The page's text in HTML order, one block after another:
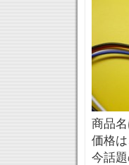
商品
価格は
今話